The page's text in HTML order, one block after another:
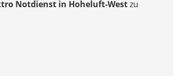
Notdienst in Hoheluft-Westzu